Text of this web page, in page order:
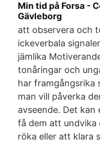
Min tid på Forsa -
Gävleborg
att observera och
ickeverbala
jämlika
tonåringar och
har framgångsrika
man vill påverka
avseende. Det kan
få dem att undvika
röka eller att klara